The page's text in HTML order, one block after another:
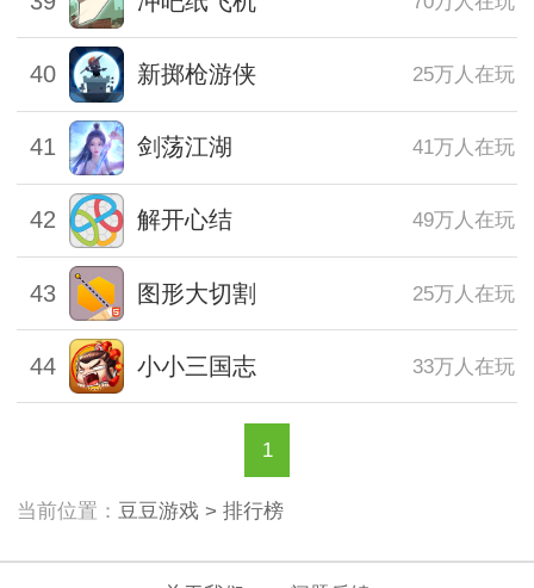
40 新掷枪游侠 25万人在玩
41 剑荡江湖 41万人在玩
42 解开心结 49万人在玩
43 图形大切割 25万人在玩
44 小小三国志 33万人在玩
1
当前位置： 豆豆游戏 > 排行榜